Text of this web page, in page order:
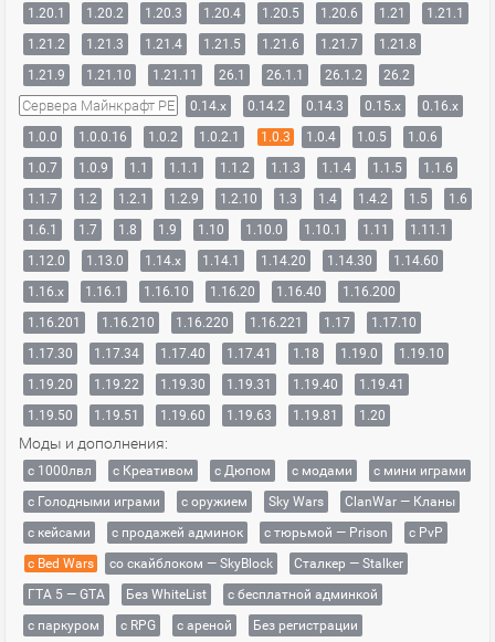
1.20.1
1.20.2 1.20.3 1.20.4 1.20.5 1.20.6 1.21
1.21.1
1.21.2
1.21.3 1.21.4 1.21.5 1.21.6 1.21.7
1.21.8
1.21.9
1.21.10 1.21.11 26.1 26.1.1 26.1.2 26.2
Сервера Майнкрафт PE 0.14.x 0.14.2 0.14.3 0.15.x
0.16.x
1.0.0
1.0.0.16 1.0.2 1.0.2.1 1.0.3 1.0.4 1.0.5
1.0.6
1.0.7
1.0.9 1.1 1.1.1 1.1.2 1.1.3 1.1.4 1.1.5
1.1.6
1.1.7
1.2 1.2.1 1.2.9 1.2.10 1.3 1.4 1.4.2 1.5
1.6
1.6.1
1.7 1.8 1.9 1.10 1.10.0 1.10.1 1.11
1.11.1
1.12.0
1.13.0 1.14.x 1.14.1 1.14.20 1.14.30
1.14.60
1.16.x
1.16.1 1.16.10 1.16.20 1.16.40
1.16.200
1.16.201
1.16.210 1.16.220 1.16.221 1.17
1.17.10
1.17.30
1.17.34 1.17.40 1.17.41 1.18 1.19.0
1.19.10
1.19.20
1.19.22 1.19.30 1.19.31 1.19.40
1.19.41
1.19.50
1.19.51 1.19.60 1.19.63 1.19.81 1.20
Моды и дополнения:
с 1000лвл c Креативом с Дюпом с модами
с мини играми
с Голодными играми
с оружием Sky Wars
ClanWar — Кланы
с кейсами
с продажей админок с тюрьмой — Prison
с PvP
с Bed Wars
со скайблоком — SkyBlock
Сталкер — Stalker
ГТА 5 — GTA
Без WhiteList
с бесплатной админкой
с паркуром
с RPG с ареной
Без регистрации